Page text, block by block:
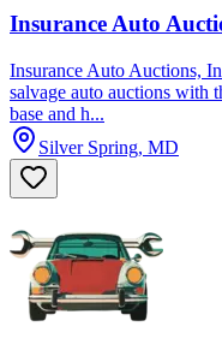
Insurance Auto
Insurance Auto Auctions,
salvage auto auctions with
base and h...
Silver Spring, MD